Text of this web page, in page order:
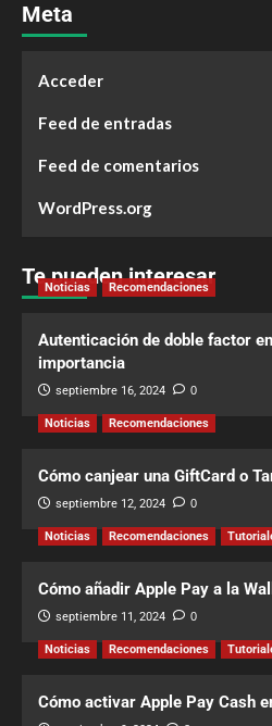
Meta
Acceder
Feed de entradas
Feed de comentarios
WordPress.org
Te pueden interesar
Noticias Recomendaciones
Autenticación de doble factor
importancia
septiembre 16, 2024 0
Noticias Recomendaciones
Cómo canjear una GiftCard o
septiembre 12, 2024 0
Noticias Recomendaciones
Cómo añadir Apple Pay a la
septiembre 11, 2024 0
Noticias Recomendaciones
Cómo activar Apple Pay Cash